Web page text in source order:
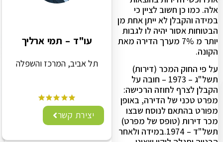
אלה. כמו כן חשוב לציין כי
במידה והקבלן לא ייתן אחת מן
הבטוחות אסור יהיה לו לגבות
יותר מ 7% מערך הדירה מאת
הקונה.
על פי החוק המכר (דירות)
תשל"ג – 1973 – חובה על
הקבלן לצרף לחוזה הרכישה:
מפרט טכני של הדירה, באופן
מפורט בהתאם לנוסח שבצו
מכר דירות (טופס של מפרט)
תשל"ד – 1974.במידה ולאחר
עו"ד – תמי ארליך
תל אביב, המרכז והשפלה
יצירת קשר